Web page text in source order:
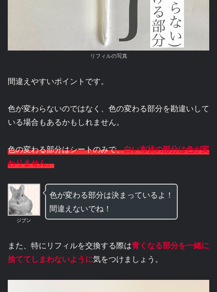
リフィルの写真
間違えやすいポイントです。
色が変わらないのではなく、色の変わる部分を勘違いして
いる場合もあるかもしれません。
色の変わる部分はシートのみで、白い布状の部分は色が変
わりません。
ジブン
色が変わる部分は決まっているよ！
間違えないでね！
また、特にリフィルを交換する際は青くなる部分を一緒に
捨ててしまわないように気をつけましょう。